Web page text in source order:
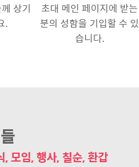
상기
.
초대 메인 페이지에 받는
분의 성함을 기입할 수 있
습니다.
모임, 행사, 칠순, 환갑